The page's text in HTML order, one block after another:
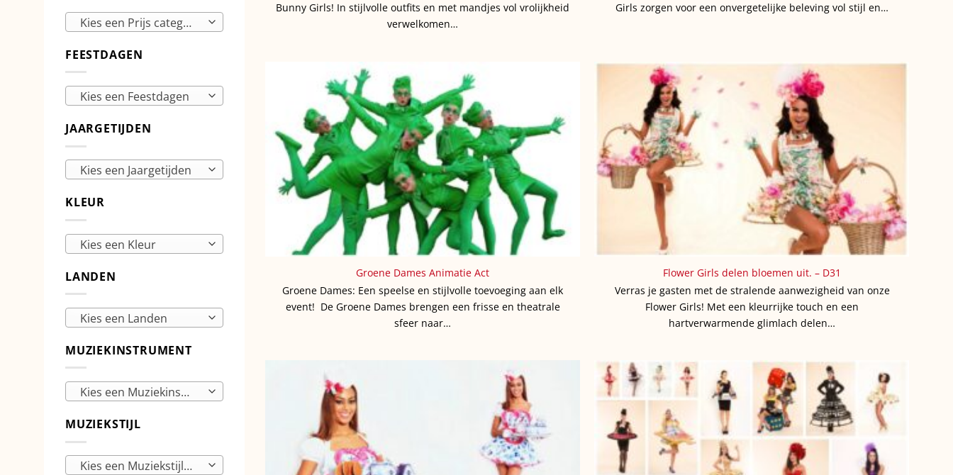
Kies een Prijs categorie
FEESTDAGEN
Kies een Feestdagen
JAARGETIJDEN
Kies een Jaargetijden
KLEUR
Kies een Kleur
LANDEN
Kies een Landen
MUZIEKINSTRUMENT
Kies een Muziekinstrumenten
MUZIEKSTIJL
Kies een Muziekstijlen
Bunny Girls! In stijlvolle outfits en met mandjes vol vrolijkheid
verwelkomen…
Girls zorgen voor een onvergetelijke beleving vol stijl en…
Groene Dames Animatie Act
Groene Dames: Een speelse en stijlvolle toevoeging aan elk
event! De Groene Dames brengen een frisse en theatrale
sfeer naar…
Flower Girls delen bloemen uit. – D31
Verras je gasten met de stralende aanwezigheid van onze
Flower Girls! Met een kleurrijke touch en een
hartverwarmende glimlach delen…